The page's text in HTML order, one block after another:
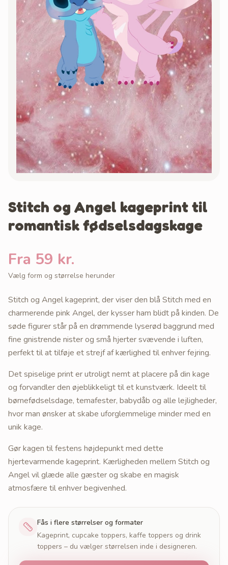
Stitch og Angel kageprint til
romantisk fødselsdagskage
Fra 59 kr.
Vælg form og størrelse herunder
Stitch og Angel kageprint, der viser den blå Stitch med en
charmerende pink Angel, der kysser ham blidt på kinden. De
søde figurer står på en drømmende lyserød baggrund med
fine gnistrende nister og små hjerter svævende i luften,
perfekt til at tilføje et strejf af kærlighed til enhver fejring.
Det spiselige print er utroligt nemt at placere på din kage
og forvandler den øjeblikkeligt til et kunstværk. Ideelt til
børnefødselsdage, temafester, babydåb og alle lejligheder,
hvor man ønsker at skabe uforglemmelige minder med en
unik kage.
Gør kagen til festens højdepunkt med dette
hjertevarmende kageprint. Kærligheden mellem Stitch og
Angel vil glæde alle gæster og skabe en magisk
atmosfære til enhver begivenhed.
Fås i flere størrelser og formater
Kageprint, cupcake toppers, kaffe toppers og drink
toppers – du vælger størrelsen inde i designeren.